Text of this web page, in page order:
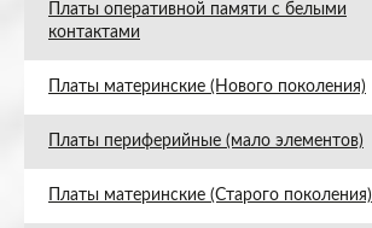
Платы оперативной памяти с белыми
контактами
Платы материнские (Нового поколения)
Платы периферийные (мало элементов)
Платы материнские (Старого поколения)